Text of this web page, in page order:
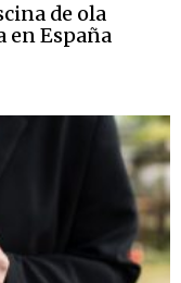
de ola
en España